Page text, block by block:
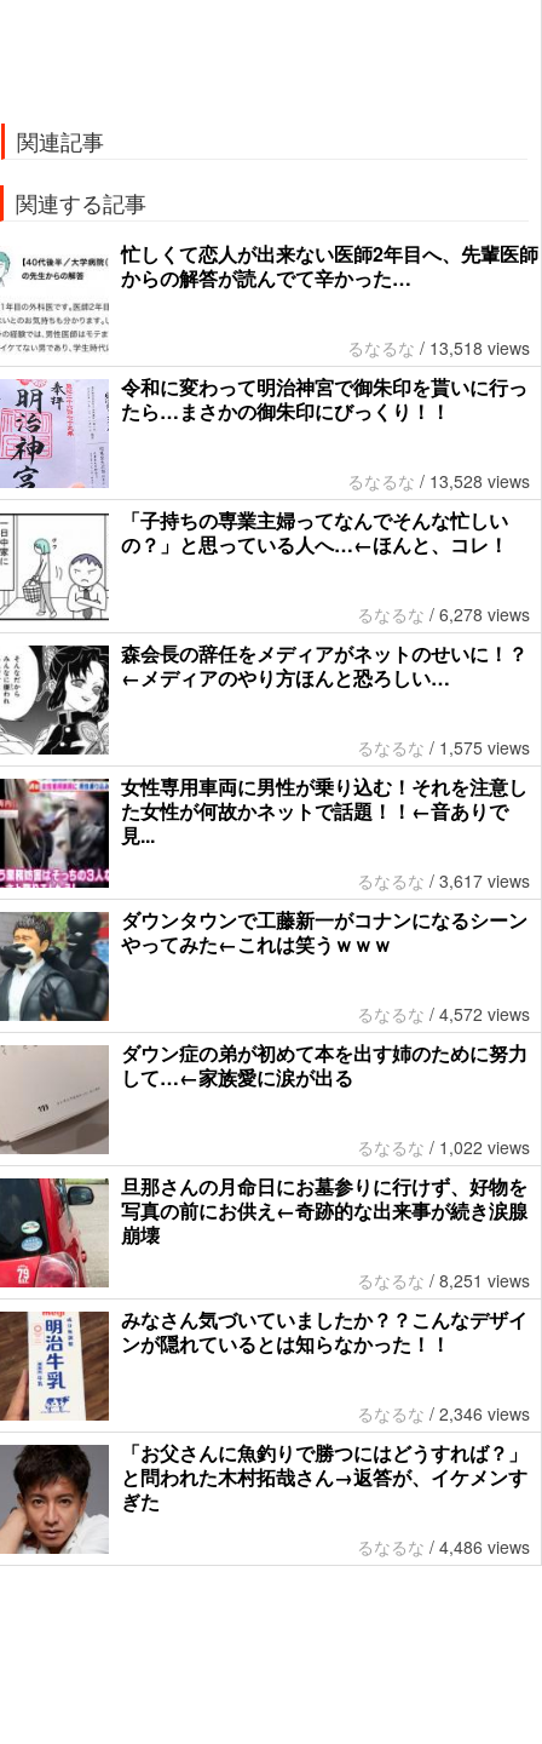
関連記事
関連する記事
忙しくて恋人が出来ない医師2年目へ、先輩医師
からの解答が読んでて辛かった…
るなるな / 13,518 views
令和に変わって明治神宮で御朱印を貰いに行っ
たら…まさかの御朱印にびっくり！！
るなるな / 13,528 views
「子持ちの専業主婦ってなんでそんな忙しい
の？」と思っている人へ…←ほんと、コレ！
るなるな / 6,278 views
森会長の辞任をメディアがネットのせいに！？
←メディアのやり方ほんと恐ろしい…
るなるな / 1,575 views
女性専用車両に男性が乗り込む！それを注意し
た女性が何故かネットで話題！！←音ありで
見...
るなるな / 3,617 views
ダウンタウンで工藤新一がコナンになるシーン
やってみた←これは笑うｗｗｗ
るなるな / 4,572 views
ダウン症の弟が初めて本を出す姉のために努力
して…←家族愛に涙が出る
るなるな / 1,022 views
旦那さんの月命日にお墓参りに行けず、好物を
写真の前にお供え←奇跡的な出来事が続き涙腺
崩壊
るなるな / 8,251 views
みなさん気づいていましたか？？こんなデザイ
ンが隠れているとは知らなかった！！
るなるな / 2,346 views
「お父さんに魚釣りで勝つにはどうすれば？」
と問われた木村拓哉さん→返答が、イケメンす
ぎた
るなるな / 4,486 views